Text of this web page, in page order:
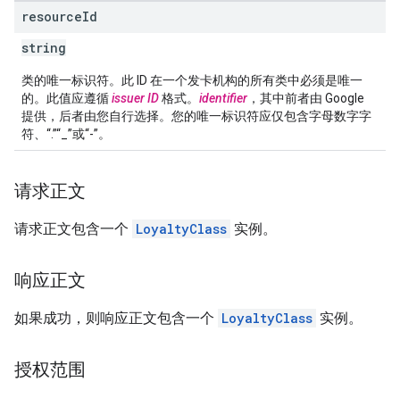
resourceId
string
类的唯一标识符。此 ID 在一个发卡机构的所有类中必须是唯一
的。此值应遵循issuer ID格式。 identifier ，其中前者由 Google
提供，后者由您自行选择。您的唯一标识符应仅包含字母数字字
符、“.”“_”或“-”。
请求正文
请求正文包含一个 LoyaltyClass 实例。
响应正文
如果成功，则响应正文包含一个 LoyaltyClass 实例。
授权范围